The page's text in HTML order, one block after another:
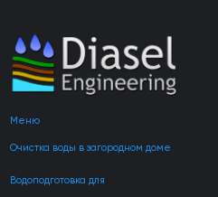
Меню
Очистка воды в загородном доме
Водоподготовка для